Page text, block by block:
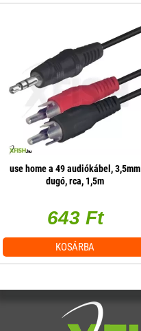
use home a 49 audiókábel, 3,5mm
dugó, rca, 1,5m
643 Ft
KOSÁRBA